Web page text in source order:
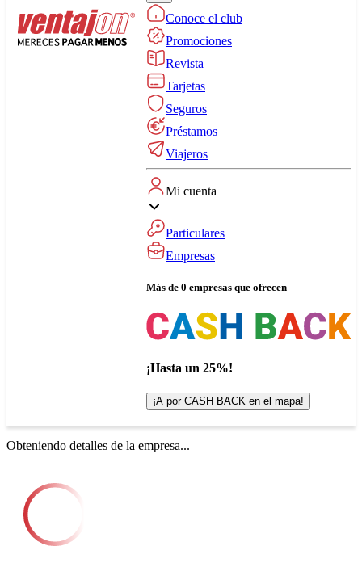
Conoce el club
Promociones
Revista
Tarjetas
Seguros
Préstamos
Viajeros
Mi cuenta
Particulares
Empresas
Más de 0 empresas que ofrecen
¡Hasta un 25%!
¡A por CASH BACK en el mapa!
Obteniendo detalles de la empresa...